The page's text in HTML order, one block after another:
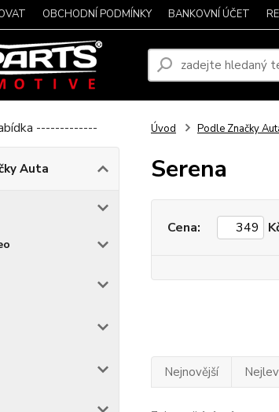
OBCHODNÍ PODMÍNKY BANKOVNÍ ÚČET
-------------
Auta
Úvod Podle Značky
Serena
Cena:
Nejnovější